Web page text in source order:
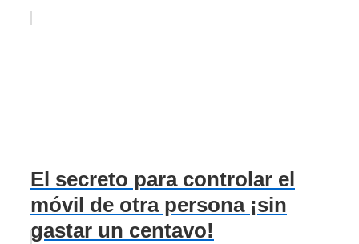
El secreto para controlar el
móvil de otra persona ¡sin
gastar un centavo!